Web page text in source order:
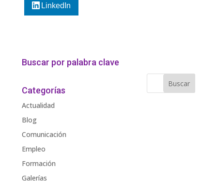
LinkedIn
Buscar por palabra clave
Categorías
Actualidad
Blog
Comunicación
Empleo
Formación
Galerías